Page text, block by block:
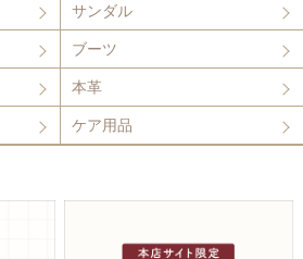
サンダル
ブーツ
本革
ケア用品